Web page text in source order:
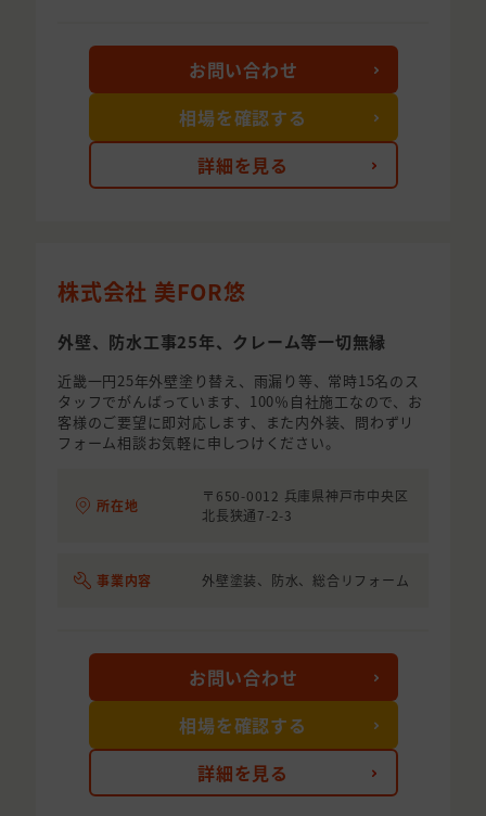
詳細を見る
お問い合わせ
相場を確認する
株式会社 美FOR悠
外壁、防水工事25年、クレーム等一切無縁
近畿一円25年外壁塗り替え、雨漏り等、常時15名のス
タッフでがんばっています、100％自社施工なので、お
客様のご要望に即対応します、また内外装、問わずリ
フォーム相談お気軽に申しつけください。
所在地
〒650-0012 兵庫県神戸市中央区
北長狭通7-2-3
事業内容 外壁塗装、防水、総合リフォーム
詳細を見る
お問い合わせ
相場を確認する